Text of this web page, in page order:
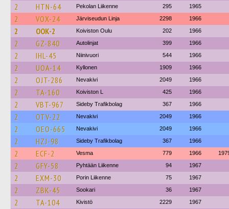
2 HTN-64 Pekolan Liikenne 295 1965
2 VOX-24 Järviseudun Linja 2298 1966
2 OOK-2 Koiviston Oulu 202 1966
2 GZ-840 Autolinjat 399 1966
2 IHL-45 Niinivuori 544 1966
2 UOA-14 Kyllonen 1909 1966
2 OJT-286 Nevakivi 2049 1966
2 TA-160 Koiviston L 425 1966
2 VBT-967 Sideby Trafikbolag 367 1966
2 OTV-22 Nevakivi 2049 1966
2 OEO-665 Nevakivi 2049 1966
2 HZJ-98 Sideby Trafikbolag 367 1966
2 ECF-2 Vesma 779 1966
2 GFY-58 Pyhtään Liikenne 94 1967
2 EXM-30 Porin Liikenne 75 1967
2 ZBK-45 Sookari 36 1967
2 TA-104 Kivistö 2229 1967